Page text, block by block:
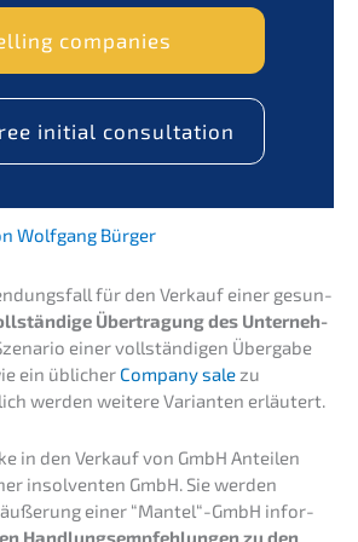
compa­nies
initi­al consultation
Wolfgang Bürger
für den Verkauf einer gesun­
Übertra­gung des Unter­neh­
einer vollstän­di­gen Überga­be
ein üblicher Compa­ny sale zu
werden weite­re Varian­ten erläutert.
in den Verkauf von GmbH Antei­len
insol­ven­ten GmbH. Sie werden
einer “Mantel“-GmbH infor­
Handlungs­emp­feh­lun­gen zu den